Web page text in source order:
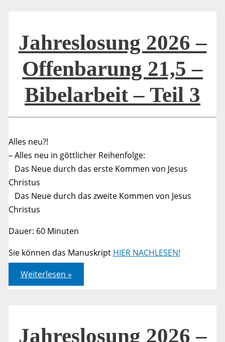
–
Teil
4
Jahreslosung 2026 –
Offenbarung 21,5 –
Bibelarbeit – Teil 3
Alles neu?!
– Alles neu in göttlicher Reihenfolge:
Das Neue durch das erste Kommen von Jesus
Christus
Das Neue durch das zweite Kommen von Jesus
Christus
Dauer: 60 Minuten
Sie können das Manuskript HIER NACHLESEN!
Jahreslosung
2026
–
–
Teil
Weiterlesen »
Jahreslosung 2026 –